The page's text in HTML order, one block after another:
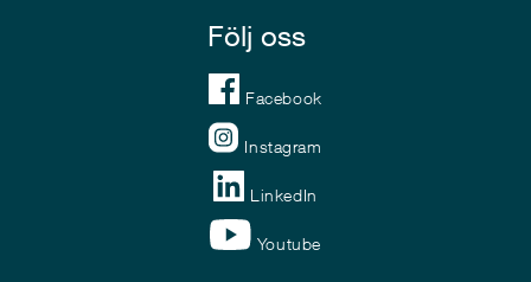
Följ oss
Facebook
Instagram
LinkedIn
Youtube